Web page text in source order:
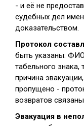
- и её не
судебных дел
доказательством.
Протокол
быть указаны:
табельного знака,
причина
пропущено -
возвратов
Эвакуация в